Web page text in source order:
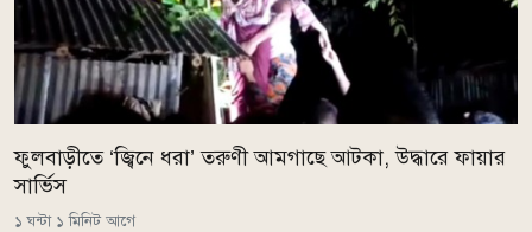
ফুলবাড়ীতে ‘জ্বিনে ধরা’ তরুণী আমগাছে আটকা, উদ্ধারে ফায়ার
সার্ভিস
১ ঘন্টা ১ মিনিট আগে